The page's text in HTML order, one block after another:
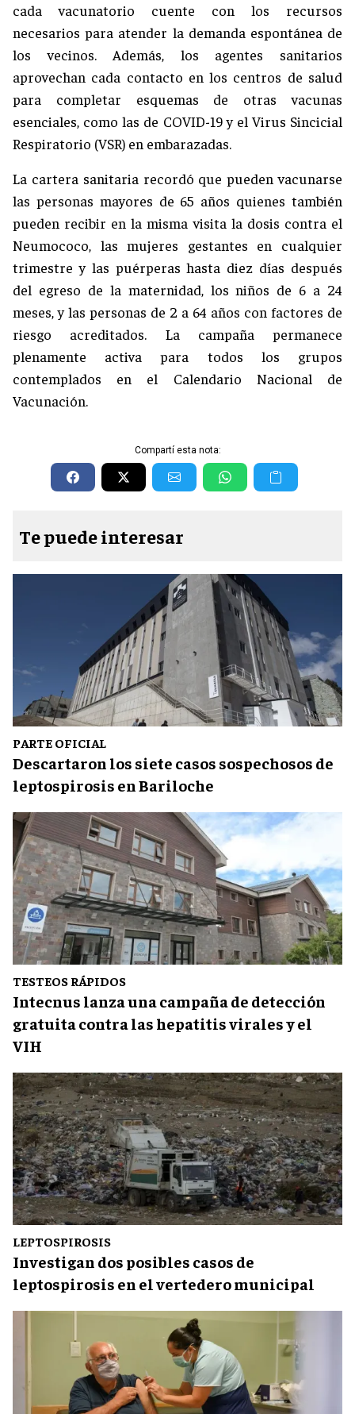
cada vacunatorio cuente con los recursos
necesarios para atender la demanda espontánea de
los vecinos. Además, los agentes sanitarios
aprovechan cada contacto en los centros de salud
para completar esquemas de otras vacunas
esenciales, como las de COVID-19 y el Virus Sincicial
Respiratorio (VSR) en embarazadas.
La cartera sanitaria recordó que pueden vacunarse
las personas mayores de 65 años quienes también
pueden recibir en la misma visita la dosis contra el
Neumococo, las mujeres gestantes en cualquier
trimestre y las puérperas hasta diez días después
del egreso de la maternidad, los niños de 6 a 24
meses, y las personas de 2 a 64 años con factores de
riesgo acreditados. La campaña permanece
plenamente activa para todos los grupos
contemplados en el Calendario Nacional de
Vacunación.
Compartí esta nota:
Te puede interesar
PARTE OFICIAL
Descartaron los siete casos sospechosos de
leptospirosis en Bariloche
TESTEOS RÁPIDOS
Intecnus lanza una campaña de detección
gratuita contra las hepatitis virales y el
VIH
LEPTOSPIROSIS
Investigan dos posibles casos de
leptospirosis en el vertedero municipal